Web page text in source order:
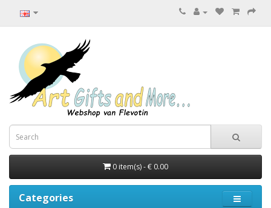
0 item(s) - € 0.00
Categories